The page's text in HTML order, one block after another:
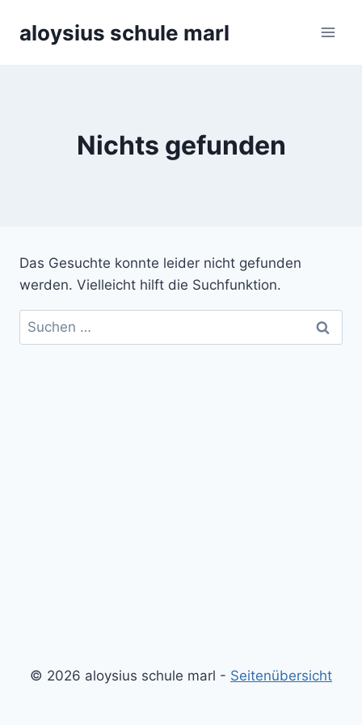
Inhaltaloysius schule marl
Nichts gefunden
Das Gesuchte konnte leider nicht gefunden
werden. Vielleicht hilft die Suchfunktion.
Suchen
nach:
© 2026 aloysius schule marl - Seitenübersicht